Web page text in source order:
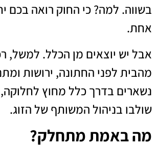
בשווה. למה? כי החוק רואה בכם
אחת.
אבל יש יוצאים מן הכלל. למשל,
מהבית לפני החתונה, ירושות
נשארים בדרך כלל מחוץ
שולבו בניהול המשותף של הזוג.
מה באמת מתחלק?